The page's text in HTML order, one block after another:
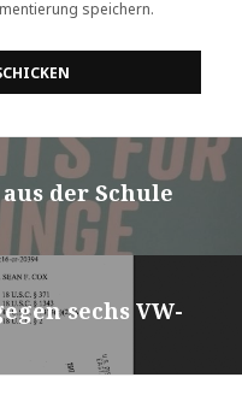
speichern.
der Schule
sechs VW-